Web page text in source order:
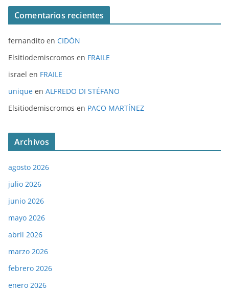
Comentarios recientes
fernandito en CIDÓN
Elsitiodemiscromos en FRAILE
israel en FRAILE
unique en ALFREDO DI STÉFANO
Elsitiodemiscromos en PACO MARTÍNEZ
Archivos
agosto 2026
julio 2026
junio 2026
mayo 2026
abril 2026
marzo 2026
febrero 2026
enero 2026